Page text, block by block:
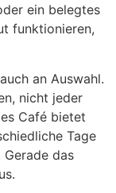
ein belegtes
funktionieren,
an Auswahl.
nicht jeder
Café bietet
Tage
das